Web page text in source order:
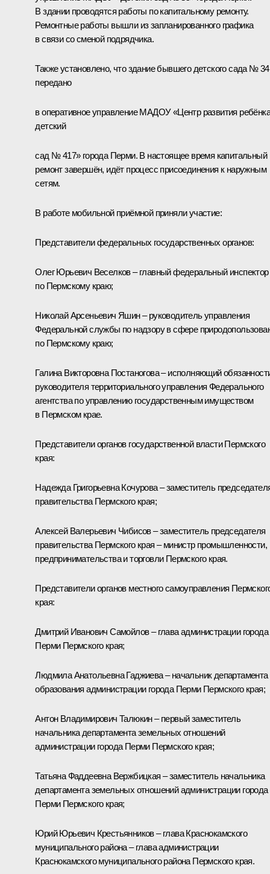
В здании проводятся работы по капитальному ремонту.
Ремонтные работы вышли из запланированного графика
в связи со сменой подрядчика.
Также установлено, что здание бывшего детского сада №
передано
в оперативное управление МАДОУ «Центр развития
детский
сад № 417» города Перми. В настоящее время капитальный
ремонт завершён, идёт процесс присоединения к наружным
сетям.
В работе мобильной приёмной приняли участие:
Представители федеральных государственных органов:
Олег Юрьевич Веселков – главный федеральный инспектор
по Пермскому краю;
Николай Арсеньевич Яшин – руководитель управления
Федеральной службы по надзору в сфере
по Пермскому краю;
Галина Викторовна Постаногова – исполняющий
руководителя территориального управления Федерального
агентства по управлению государственным имуществом
в Пермском крае.
Представители органов государственной власти Пермского
края:
Надежда Григорьевна Кочурова – заместитель
правительства Пермского края;
Алексей Валерьевич Чибисов – заместитель председателя
правительства Пермского края – министр промышленности,
предпринимательства и торговли Пермского края.
Представители органов местного самоуправления
края:
Дмитрий Иванович Самойлов – глава администрации города
Перми Пермского края;
Людмила Анатольевна Гаджиева – начальник департамента
образования администрации города Перми Пермского края;
Антон Владимирович Талюкин – первый заместитель
начальника департамента земельных отношений
администрации города Перми Пермского края;
Татьяна Фаддеевна Вержбицкая – заместитель начальника
департамента земельных отношений администрации города
Перми Пермского края;
Юрий Юрьевич Крестьянников – глава Краснокамского
муниципального района – глава администрации
Краснокамского муниципального района Пермского края.